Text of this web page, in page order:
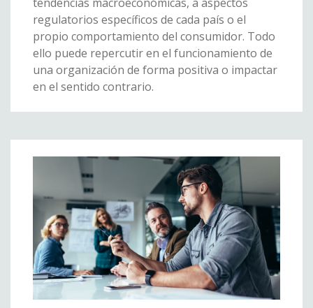
regulatorios específicos de cada país o el
propio comportamiento del consumidor. Todo
ello puede repercutir en el funcionamiento de
una organización de forma positiva o impactar
en el sentido contrario.